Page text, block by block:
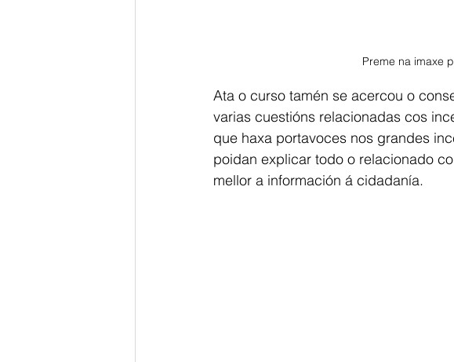
Preme na imaxe
Ata o curso tamén se acercou o
varias cuestións relacionadas cos
que haxa portavoces nos grandes
poidan explicar todo o relacionado
mellor a información á cidadanía.